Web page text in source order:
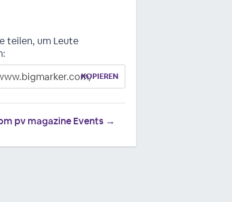
teilen, um Leute
KOPIEREN
pv magazine Events →